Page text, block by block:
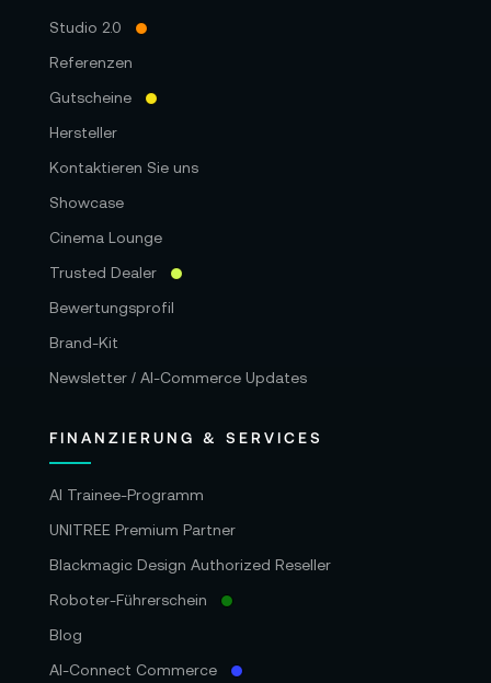
Studio 2.0
Referenzen
Gutscheine
Hersteller
Kontaktieren Sie uns
Showcase
Cinema Lounge
Trusted Dealer
Bewertungsprofil
Brand-Kit
Newsletter / AI-Commerce Updates
FINANZIERUNG & SERVICES
AI Trainee-Programm
UNITREE Premium Partner
Blackmagic Design Authorized Reseller
Roboter-Führerschein
Blog
AI-Connect Commerce